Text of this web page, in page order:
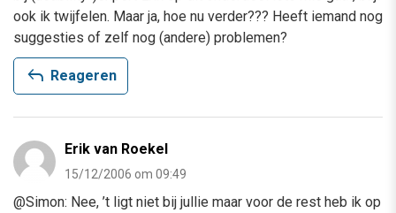
ook ik twijfelen. Maar ja, hoe nu verder??? Heeft iemand nog
suggesties of zelf nog (andere) problemen?
reply Reageren
Erik van Roekel
15/12/2006 om 09:49
@Simon: Nee, ’t ligt niet bij jullie maar voor de rest heb ik op